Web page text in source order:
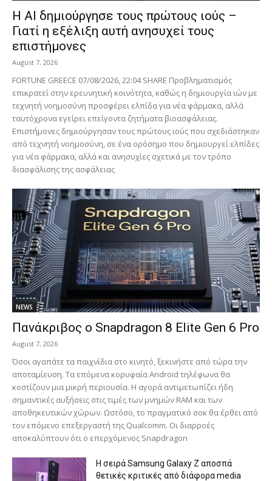
Η AI δημιούργησε τους πρώτους ιούς –
Γιατί η εξέλιξη αυτή ανησυχεί τους
επιστήμονες
August 7, 2026
FORTUNE GREECE 07/08/2026, 22:04 SHARE Προβληματισμός
επικρατεί στην ερευνητική κοινότητα, καθώς η δημιουργία ιών με
τεχνητή νοημοσύνη προσφέρει ελπίδα για νέα φάρμακα, αλλά
ταυτόχρονα εγείρει επείγοντα ζητήματα βιοασφάλειας.
Επιστήμονες δημιούργησαν τους πρώτους ιούς που σχεδιάστηκαν
από τεχνητή νοημοσύνη, σε ένα ορόσημο που δημιουργεί ελπίδες
για νέα φάρμακα, αλλά και ανησυχίες σχετικά με τον τρόπο
διασφάλισης της ασφάλειας
NEWS
Πανάκριβος ο Snapdragon 8 Elite Gen 6 Pro
August 7, 2026
Όσοι αγαπάτε τα παιχνίδια στο κινητό, ξεκινήστε από τώρα την
αποταμίευση. Τα επόμενα κορυφαία Android τηλέφωνα θα
κοστίζουν μια μικρή περιουσία. Η αγορά αντιμετωπίζει ήδη
σημαντικές αυξήσεις στις τιμές των μνημών RAM και των
αποθηκευτικών χώρων. Ωστόσο, το πραγματικό σοκ θα έρθει από
τον επόμενο επεξεργαστή της Qualcomm. Οι διαρροές
αποκαλύπτουν ότι ο επερχόμενος Snapdragon
Η σειρά Samsung Galaxy Z αποσπά
θετικές κριτικές από διάφορα media